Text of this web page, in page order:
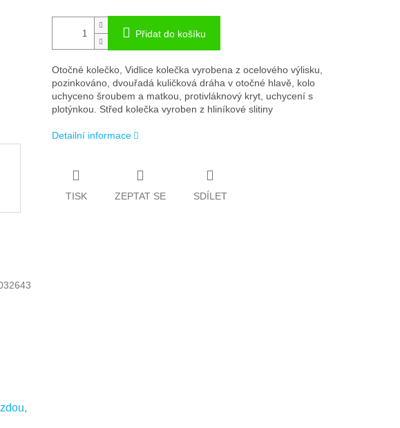
Přidat do košíku
Otočné kolečko, Vidlice kolečka vyrobena z ocelového výlisku,
pozinkováno, dvouřadá kuličková dráha v otočné hlavě, kolo
uchyceno šroubem a matkou, protivláknový kryt, uchycení s
plotýnkou. Střed kolečka vyroben z hliníkové slitiny
Detailní informace
TISK ZEPTAT SE SDÍLET